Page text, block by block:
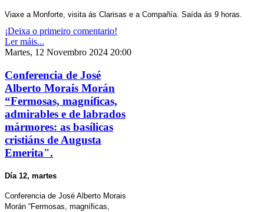
Viaxe a Monforte, visita ás Clarisas e a Compañía. Saída ás 9 horas.
¡Deixa o primeiro comentario!
Ler máis...
Martes, 12 Novembro 2024 20:00
Conferencia de José
Alberto Morais Morán
“Fermosas, magníficas,
admirables e de labrados
mármores: as basílicas
cristiáns de Augusta
Emerita".
Día 12, martes
Conferencia de José Alberto Morais
Morán “Fermosas, magníficas,